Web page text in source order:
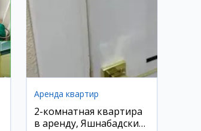
Аренда квартир
2-комнатная квартира
в аренду, Яшнабадский